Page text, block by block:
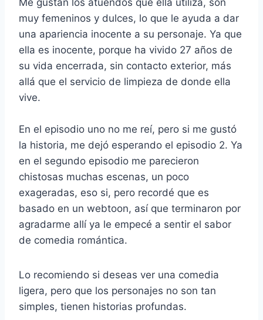
muy femeninos y dulces, lo que le ayuda a dar
una apariencia inocente a su personaje. Ya que
ella es inocente, porque ha vivido 27 años de
su vida encerrada, sin contacto exterior, más
allá que el servicio de limpieza de donde ella
vive.
En el episodio uno no me reí, pero si me gustó
la historia, me dejó esperando el episodio 2. Ya
en el segundo episodio me parecieron
chistosas muchas escenas, un poco
exageradas, eso si, pero recordé que es
basado en un webtoon, así que terminaron por
agradarme allí ya le empecé a sentir el sabor
de comedia romántica.
Lo recomiendo si deseas ver una comedia
ligera, pero que los personajes no son tan
simples, tienen historias profundas.